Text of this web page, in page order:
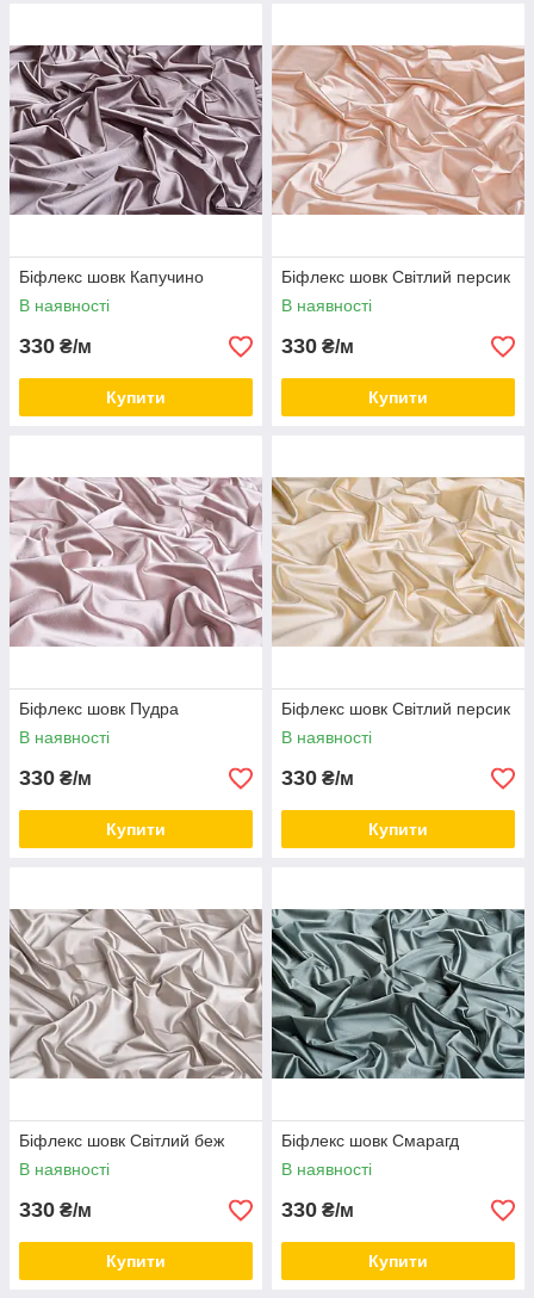
Біфлекс шовк Капучино
В наявності
330 ₴/м
Купити
Біфлекс шовк Світлий персик
В наявності
330 ₴/м
Купити
Біфлекс шовк Пудра
В наявності
330 ₴/м
Купити
Біфлекс шовк Світлий персик
В наявності
330 ₴/м
Купити
Біфлекс шовк Світлий беж
В наявності
330 ₴/м
Купити
Біфлекс шовк Смарагд
В наявності
330 ₴/м
Купити